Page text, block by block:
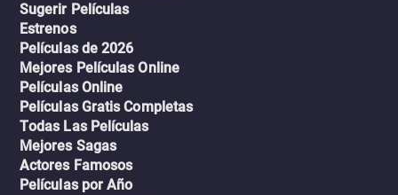
Sugerir Películas
Estrenos
Películas de 2026
Mejores Películas Online
Películas Online
Películas Gratis Completas
Todas Las Películas
Mejores Sagas
Actores Famosos
Películas por Año